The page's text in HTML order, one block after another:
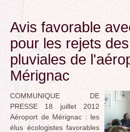
Avis favorable
pour les rejets
pluviales de
Mérignac
COMMUNIQUE DE
PRESSE 18 juillet 2012
Aéroport de Mérignac : les
élus écologistes favorables